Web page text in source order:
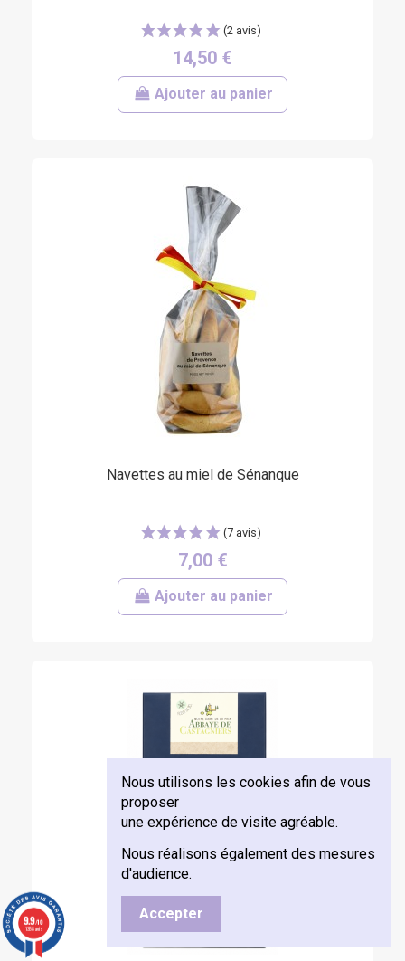
14,50 €
Ajouter au panier
Navettes au miel de Sénanque
7,00 €
Ajouter au panier
Nous utilisons les cookies afin de vous
proposer
une expérience de visite agréable.
Nous réalisons également des mesures
d'audience.
Accepter
9.9/10
1358 avis